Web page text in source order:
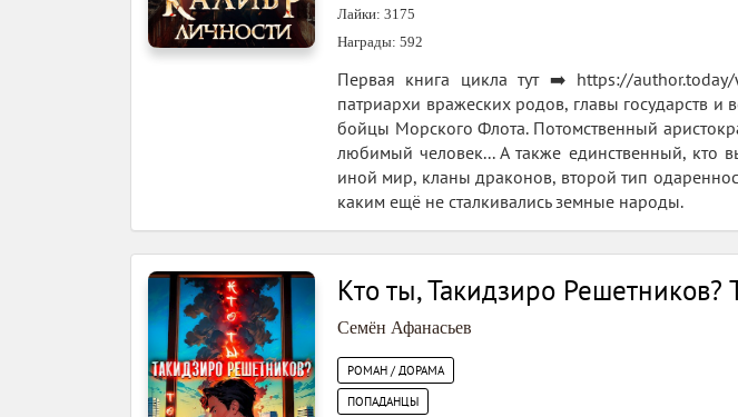
Лайки: 3175
Награды: 592
Первая книга цикла тут ➡️ https://
патриархи вражеских родов, главы государств
бойцы Морского Флота. Потомственный
любимый человек... А также единственный, кто
иной мир, кланы драконов, второй тип
каким ещё не сталкивались земные народы.
Кто ты, Такидзиро Решетников?
Семён Афанасьев
РОМАН / ДОРАМА
ПОПАДАНЦЫ